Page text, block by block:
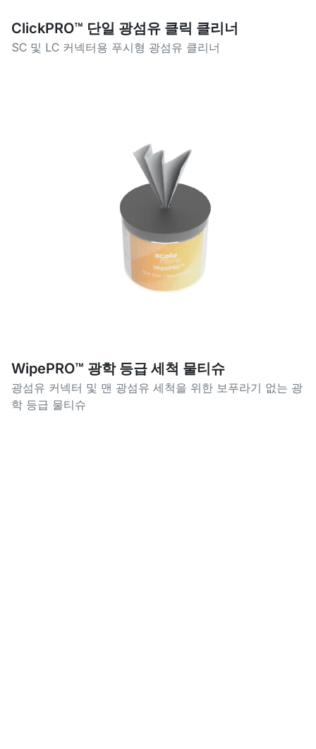
ClickPRO™ 단일 광섬유 클릭 클리너
SC 및 LC 커넥터용 푸시형 광섬유 클리너
WipePRO™ 광학 등급 세척 물티슈
광섬유 커넥터 및 맨 광섬유 세척을 위한 보푸라기 없는 광
학 등급 물티슈